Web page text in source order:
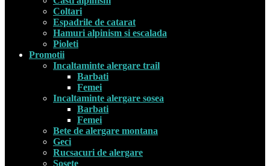
Coltari
Espadrile de catarat
Hamuri alpinism si escalada
Pioleti
Promotii
Incaltaminte alergare trail
Barbati
Femei
Incaltaminte alergare sosea
Barbati
Femei
Bete de alergare montana
Geci
Rucsacuri de alergare
Sosete